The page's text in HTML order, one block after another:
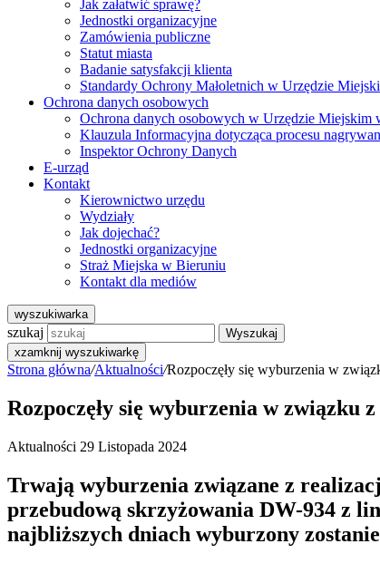
Jak załatwić sprawę?
Jednostki organizacyjne
Zamówienia publiczne
Statut miasta
Badanie satysfakcji klienta
Standardy Ochrony Małoletnich w Urzędzie
Ochrona danych osobowych
Ochrona danych osobowych w Urzędzie Miejskim
Klauzula Informacyjna dotycząca procesu
Inspektor Ochrony Danych
E-urząd
Kontakt
Kierownictwo urzędu
Wydziały
Jak dojechać?
Jednostki organizacyjne
Straż Miejska w Bieruniu
Kontakt dla mediów
wyszukiwarka
szukaj
Wyszukaj
xzamknij wyszukiwarkę
Strona główna/Aktualności/Rozpoczęły się wyburzenia w
Rozpoczęły się wyburzenia w związku
Aktualności 29 Listopada 2024
Trwają wyburzenia związane z
przebudową skrzyżowania DW-934 z
najbliższych dniach wyburzony